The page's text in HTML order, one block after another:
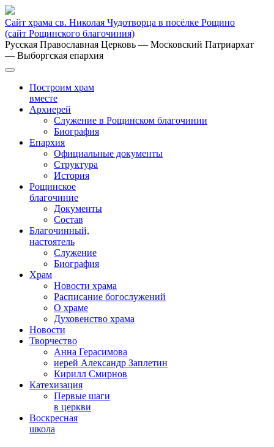
Сайт храма св. Николая Чудотворца в посёлке Рощино
(сайт Рощинского благочиния)
Русская Православная Церковь — Московский Патриархат
— Выборгская епархия
Построим храм
вместе
Архиерей
Служение в Рощинском благочинии
Биография
Епархия
Официальные документы
Структура
История
Рощинское
благочиние
Документы
Состав
Благочинный,
настоятель
Служение
Биография
Храм
Новости храма
Расписание богослужений
О храме
Духовенство храма
Новости
Творчество
Анна Герасимова
иерей Александр Заплетин
Кирилл Смирнов
Катехизация
Первые шаги
в церкви
Воскресная
школа